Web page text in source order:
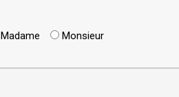
Madame
Monsieur